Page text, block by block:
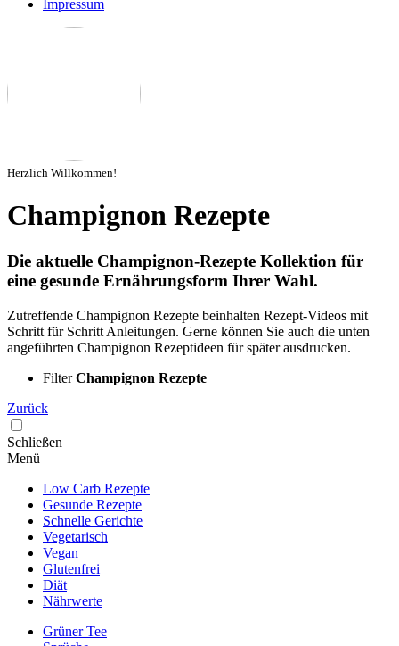
Impressum
Herzlich Willkommen!
Champignon Rezepte
Die aktuelle Champignon-Rezepte Kollektion für
eine gesunde Ernährungsform Ihrer Wahl.
Zutreffende Champignon Rezepte beinhalten Rezept-Videos mit
Schritt für Schritt Anleitungen. Gerne können Sie auch die unten
angeführten Champignon Rezeptideen für später ausdrucken.
FilterChampignon Rezepte
Zurück
Schließen
Menü
Low Carb Rezepte
Gesunde Rezepte
Schnelle Gerichte
Vegetarisch
Vegan
Glutenfrei
Diät
Nährwerte
Grüner Tee